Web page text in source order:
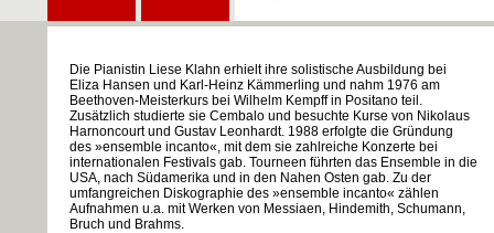
Die Pianistin Liese Klahn erhielt ihre solistische Ausbildung bei
Eliza Hansen und Karl-Heinz Kämmerling und nahm 1976 am
Beethoven-Meisterkurs bei Wilhelm Kempff in Positano teil.
Zusätzlich studierte sie Cembalo und besuchte Kurse von Nikolaus
Harnoncourt und Gustav Leonhardt. 1988 erfolgte die Gründung
des »ensemble incanto«, mit dem sie zahlreiche Konzerte bei
internationalen Festivals gab. Tourneen führten das Ensemble in die
USA, nach Südamerika und in den Nahen Osten gab. Zu der
umfangreichen Diskographie des »ensemble incanto« zählen
Aufnahmen u.a. mit Werken von Messiaen, Hindemith, Schumann,
Bruch und Brahms.